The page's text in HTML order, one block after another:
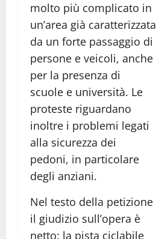
molto più complicato in
un’area già caratterizzata
da un forte passaggio di
persone e veicoli, anche
per la presenza di
scuole e università. Le
proteste riguardano
inoltre i problemi legati
alla sicurezza dei
pedoni, in particolare
degli anziani.
Nel testo della petizione
il giudizio sull’opera è
netto: la pista ciclabile